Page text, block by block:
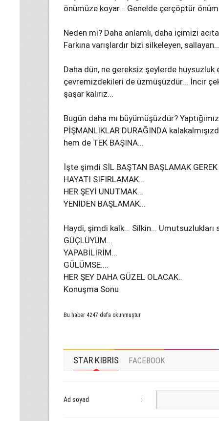
önümüze koyar... Genelde çerçöptür
Neden mi? Daha anlamlı, daha içimizi
Farkına varışlardır bizi silkeleyen,
Daha dün, ne gereksiz şeylerde
çevremizdekileri de üzmüşüzdür... İncir
şaşar kalırız...
Bugün daha mı büyümüşüzdür?
PİŞMANLIKLAR DURAĞINDA
hem de TEK BAŞINA...
İşte şimdi SİL BAŞTAN BAŞLAMAK GEREK
HAYATI SIFIRLAMAK...
HER ŞEYİ UNUTMAK...
YENİDEN BAŞLAMAK...
Haydi, şimdi kalk... Silkin...
GÜÇLÜYÜM...
YAPABİLİRİM...
GÜLÜMSE....
HER ŞEY DAHA GÜZEL OLACAK..
Konuşma Sonu
Bu haber 4247 defa okunmuştur
STAR KIBRIS FACEBOOK
Ad soyad :